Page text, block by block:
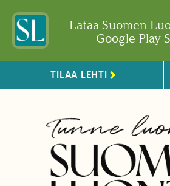
Lataa Suomen
Google Play
TILAA LEHTI